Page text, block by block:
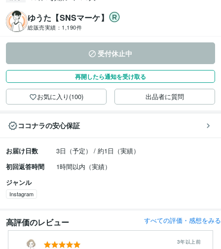
ゆうた【SNSマーケ】
総販売実績： 1,190件
受付休止中
再開したら通知を受け取る
お気に入り(100) 出品者に質問
ココナラの安心保証
お届け日数
3日（予定） / 約1日（実績）
初回返答時間
1時間以内（実績）
ジャンル
Instagram
高評価のレビュー すべての評価・感想をみる
3年以上前